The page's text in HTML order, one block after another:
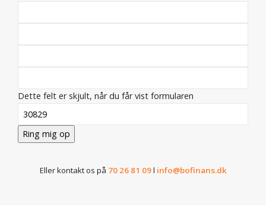
Dette felt er skjult, når du får vist formularen
Eller kontakt os på 70 26 81 09l info@bofinans.dk